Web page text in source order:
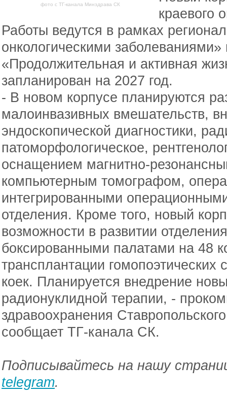
фото с ТГ-канала Минздрава СК
краевого
Работы ведутся в рамках
онкологическими заболеваниями»
«Продолжительная и активная
запланирован на 2027 год.
- В новом корпусе планируются
малоинвазивных вмешательств,
эндоскопической диагностики,
патоморфологическое,
оснащением магнитно-
компьютерным томографом,
интегрированными
отделения. Кроме того, новый
возможности в развитии
боксированными палатами на 48
трансплантации гомопоэтических
коек. Планируется внедрение
радионуклидной терапии, -
здравоохранения
сообщает ТГ-канала СК.
Подписывайтесь на нашу
telegram.